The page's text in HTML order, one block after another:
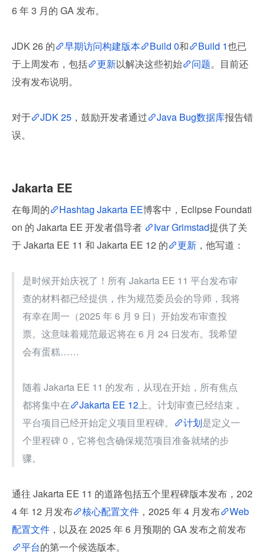
6 年 3 月的 GA 发布。
JDK 26 的 早期访问构建版本 Build 0和 Build 1也已
于上周发布，包括
更新以解决这些初始 问题。目前还
没有发布说明。
对于 JDK 25 ，鼓励开发者通过 Java Bug数据库报告错
误。
Jakarta EE
在每周的 Hashtag Jakarta EE博客中，Eclipse Foundati
on 的 Jakarta EE 开发者倡导者
Ivar Grimstad提供了关
于 Jakarta EE 11 和 Jakarta EE 12 的
更新 ，他写道：
是时候开始庆祝了！所有 Jakarta EE 11 平台发布审
查的材料都已经提供，作为规范委员会的导师，我将
有幸在周一（2025 年 6 月 9 日）开始发布审查投
票。这意味着规范最迟将在 6 月 24 日发布。我希望
会有蛋糕……
随着 Jakarta EE 11 的发布，从现在开始，所有焦点
都将集中在
Jakarta EE 12上。计划审查已经结束，
平台项目已经开始定义项目里程碑。
计划是定义一
个里程碑 0，它将包含确保规范项目准备就绪的步
骤。
通往 Jakarta EE 11 的道路包括五个里程碑版本发布，202
4 年 12 月发布
核心配置文件 ，2025 年 4 月发布
Web
配置文件 ，以及在 2025 年 6 月预期的 GA 发布之前发布
平台的第一个候选版本。